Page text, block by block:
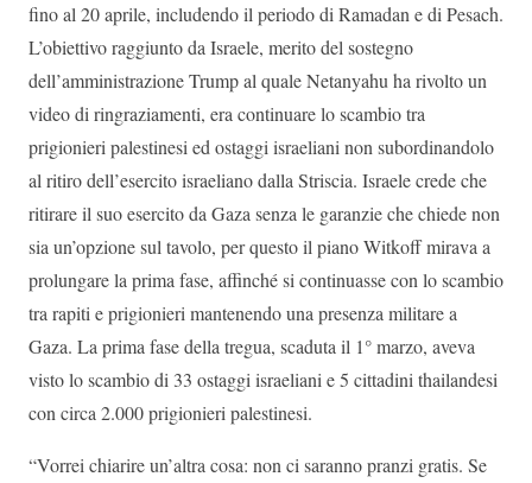
fino al 20 aprile, includendo il periodo di Ramadan e di Pesach.
L’obiettivo raggiunto da Israele, merito del sostegno
dell’amministrazione Trump al quale Netanyahu ha rivolto un
video di ringraziamenti, era continuare lo scambio tra
prigionieri palestinesi ed ostaggi israeliani non subordinandolo
al ritiro dell’esercito israeliano dalla Striscia. Israele crede che
ritirare il suo esercito da Gaza senza le garanzie che chiede non
sia un’opzione sul tavolo, per questo il piano Witkoff mirava a
prolungare la prima fase, affinché si continuasse con lo scambio
tra rapiti e prigionieri mantenendo una presenza militare a
Gaza. La prima fase della tregua, scaduta il 1° marzo, aveva
visto lo scambio di 33 ostaggi israeliani e 5 cittadini thailandesi
con circa 2.000 prigionieri palestinesi.
“Vorrei chiarire un’altra cosa: non ci saranno pranzi gratis. Se